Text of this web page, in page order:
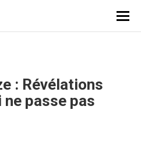
: Révélations
passe pas